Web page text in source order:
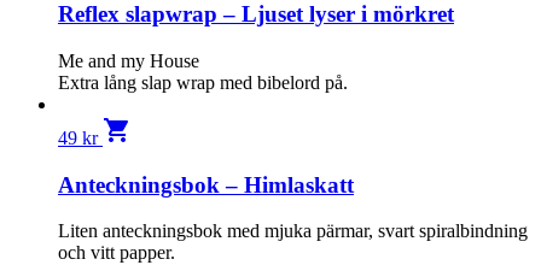
Reflex slapwrap – Ljuset lyser i mörkret
Me and my House
Extra lång slap wrap med bibelord på.
49 kr shopping_cart
Anteckningsbok – Himlaskatt
Liten anteckningsbok med mjuka pärmar, svart spiralbindning
och vitt papper.